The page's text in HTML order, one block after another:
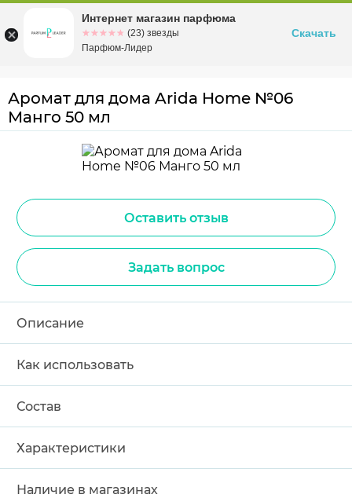
Омскул. Заозерная, 11, к. 1
Аромат для дома Arida Home №06
Манго 50 мл
Оставить отзыв
Задать вопрос
Описание
Как использовать
Состав
Характеристики
Наличие в магазинах
Интернет магазин парфюма
☆☆☆☆☆
★★★★★ (23) звезды
Парфюм-Лидер
Скачать